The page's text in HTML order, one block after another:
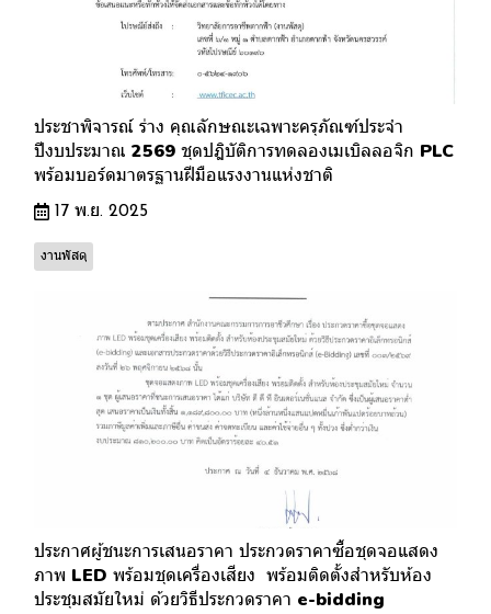
ประชาพิจารณ์ ร่าง คุณลักษณะเฉพาะครุภัณฑ์ประจำ
ปีงบประมาณ 2569 ชุดปฎิบัติการทดลองเมเบิลลอจิก PLC
พร้อมบอร์ดมาตรฐานฝีมือแรงงานแห่งชาติ
17 พ.ย. 2025
งานพัสดุ
ประกาศผู้ชนะการเสนอราคา ประกวดราคาซื้อชุดจอแสดง
ภาพ LED พร้อมชุดเครื่องเสียง พร้อมติดตั้งสำหรับห้อง
ประชุมสมัยใหม่ ด้วยวิธีประกวดราคา e-bidding